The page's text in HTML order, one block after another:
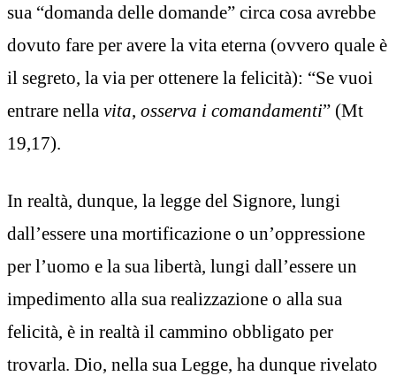
sua “domanda delle domande” circa cosa avrebbe
dovuto fare per avere la vita eterna (ovvero quale è
il segreto, la via per ottenere la felicità): “Se vuoi
entrare nella vita, osserva i comandamenti” (Mt
19,17).
In realtà, dunque, la legge del Signore, lungi
dall’essere una mortificazione o un’oppressione
per l’uomo e la sua libertà, lungi dall’essere un
impedimento alla sua realizzazione o alla sua
felicità, è in realtà il cammino obbligato per
trovarla. Dio, nella sua Legge, ha dunque rivelato